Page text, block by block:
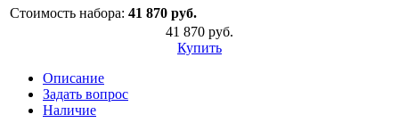
Стоимость набора: 41 870 руб.
41 870 руб.
Купить
Описание
Задать вопрос
Наличие